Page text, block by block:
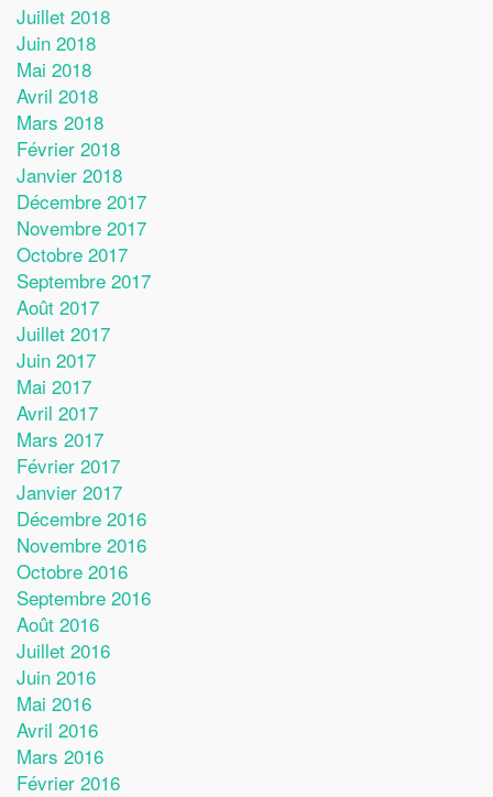
Juillet 2018
Juin 2018
Mai 2018
Avril 2018
Mars 2018
Février 2018
Janvier 2018
Décembre 2017
Novembre 2017
Octobre 2017
Septembre 2017
Août 2017
Juillet 2017
Juin 2017
Mai 2017
Avril 2017
Mars 2017
Février 2017
Janvier 2017
Décembre 2016
Novembre 2016
Octobre 2016
Septembre 2016
Août 2016
Juillet 2016
Juin 2016
Mai 2016
Avril 2016
Mars 2016
Février 2016